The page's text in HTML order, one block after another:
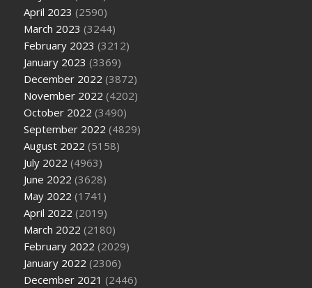
April 2023 (2590)
March 2023 (3244)
February 2023 (3212)
January 2023 (3369)
December 2022 (3872)
November 2022 (4202)
October 2022 (3490)
September 2022 (4829)
August 2022 (5158)
July 2022 (4963)
June 2022 (3628)
May 2022 (1741)
April 2022 (2019)
March 2022 (2180)
February 2022 (2029)
January 2022 (2306)
December 2021 (2446)